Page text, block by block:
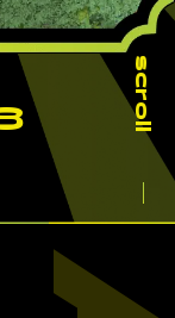
scroll